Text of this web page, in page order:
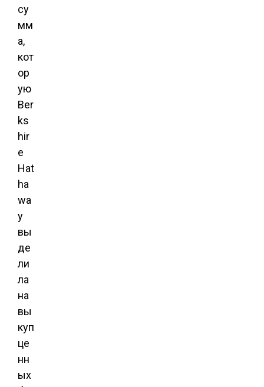
су
мм
а,
кот
ор
ую
Ber
ks
hir
e
Hat
ha
wa
y
вы
де
ли
ла
на
вы
куп
це
нн
ых